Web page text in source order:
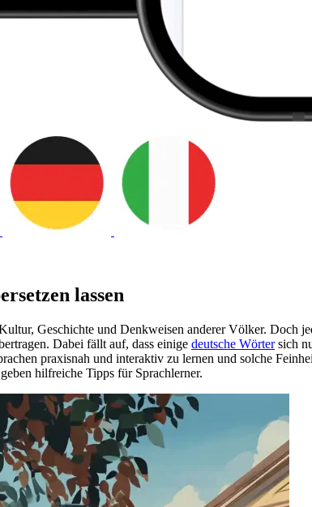
lassen
Geschichte und Denkweisen anderer Völker. Doch
Dabei fällt auf, dass einige deutsche Wörtersich
praxisnah und interaktiv zu lernen und solche
hilfreiche Tipps für Sprachlerner.